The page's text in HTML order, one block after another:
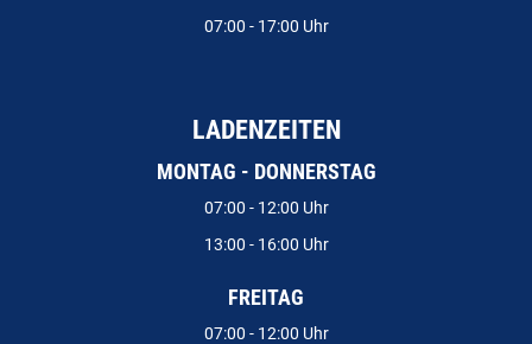
07:00 - 17:00 Uhr
LADENZEITEN
MONTAG - DONNERSTAG
07:00 - 12:00 Uhr
13:00 - 16:00 Uhr
FREITAG
07:00 - 12:00 Uhr